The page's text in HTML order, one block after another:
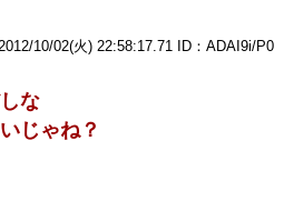
2012/10/02(火) 22:58:17.71 ID：ADAI9i/P0
な
じゃね？